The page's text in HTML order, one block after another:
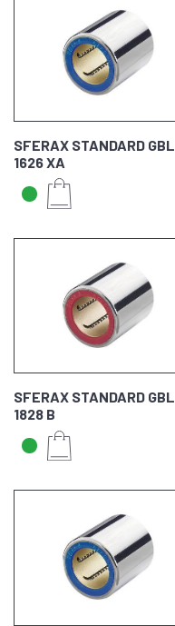
SFERAX STANDARD GBL
1626 XA
SFERAX STANDARD GBL
1828 B